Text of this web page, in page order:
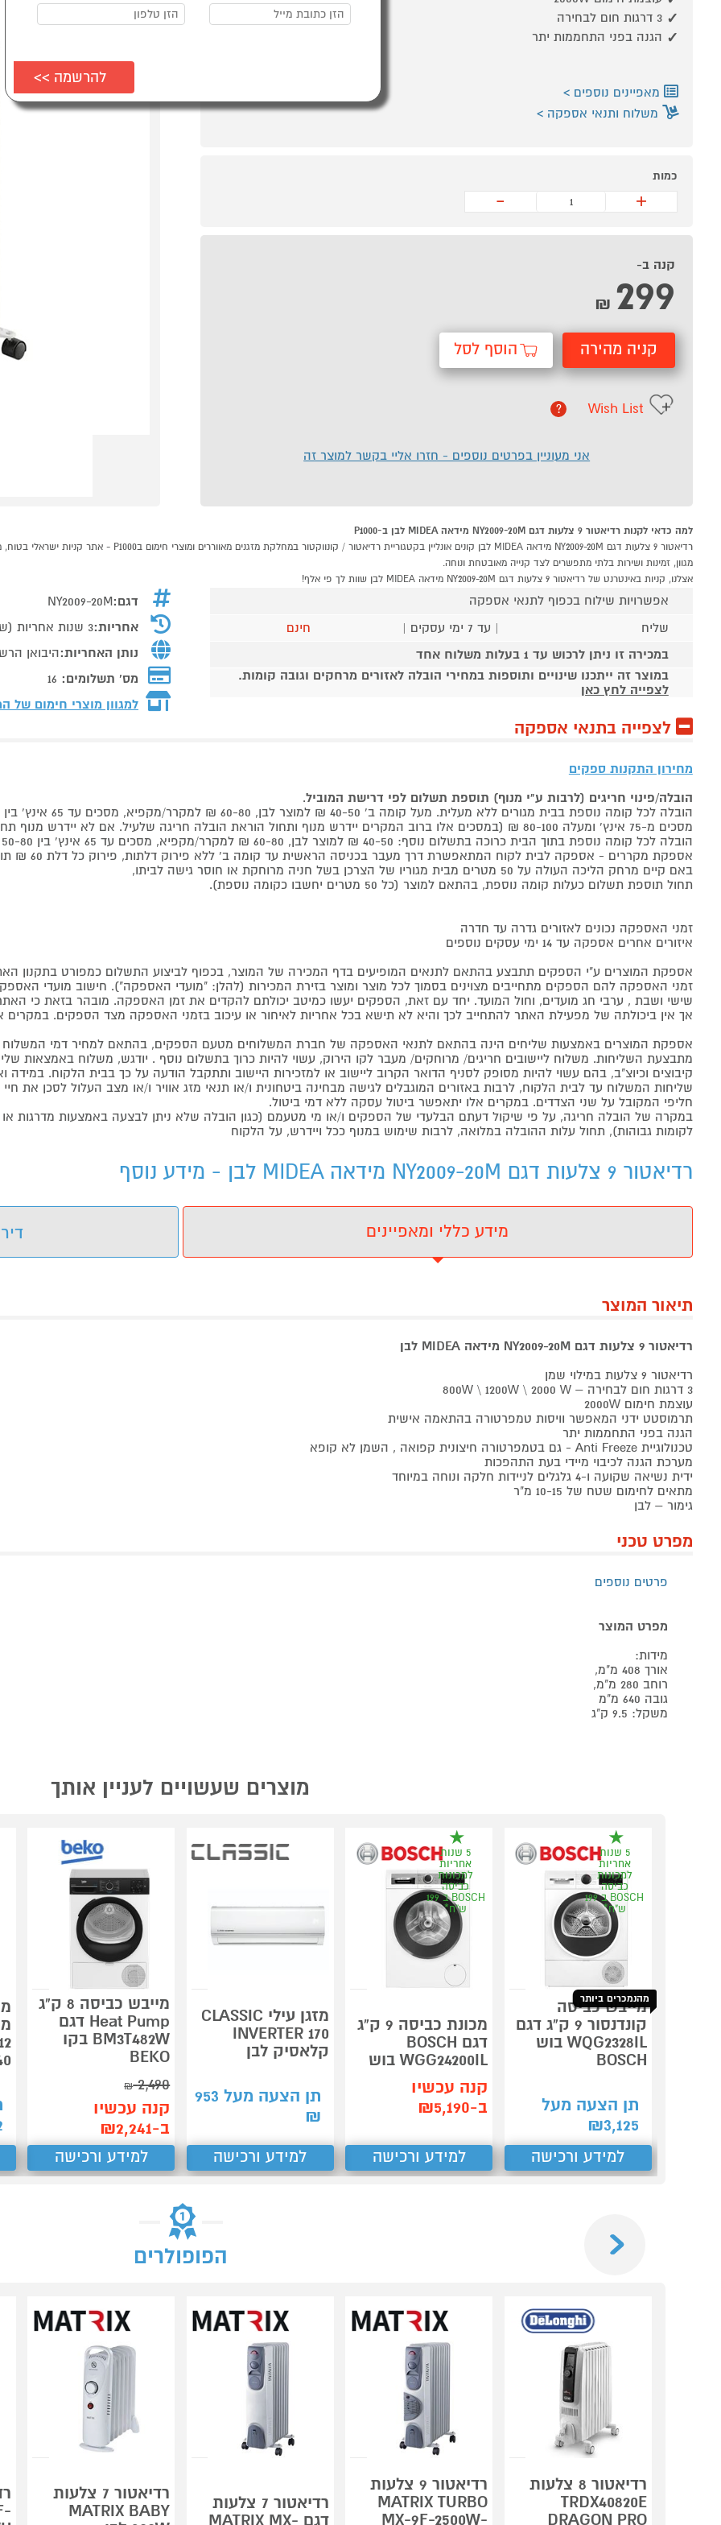
3 דרגות חום לבחירה
הגנה בפני התחממות יתר
מאפיינים נוספים
משלוח ותנאי אספקה
כמות
+
-
קנה ב-
299
₪
קניה מהירה הוסף לסל
Wish List
?
אני מעוניין בפרטים נוספים - חזרו אליי בקשר למוצר זה
למה כדאי לקנות רדיאטור 9 צלעות דגם NY2009-20M מידאה MIDEA לבן ב-P1000
מגוון, זמינות ושירות בלתי מתפשרים לצד קנייה מאובטחת ונוחה.
אצלנו, קניות באינטרנט של רדיאטור 9 צלעות דגם NY2009-20M מידאה MIDEA לבן שוות לך פי אלף!
אפשרויות שילוח בכפוף לתנאי אספקה
שליח
| עד 7 ימי עסקים |
חינם
במכירה זו ניתן לרכוש עד 1 בעלות משלוח אחד
במוצר זה ייתכנו שינויים ותוספות במחירי הובלה לאזורים מרחקים וגובה קומות.
לצפייה לחץ כאן
דגם:NY2009-20M
אחריות:3 שנות אחריות (שנה אחריות + שנתיים מוגבלות) בכפוף לתעודת האחריות
נותן האחריות:היבואן
מס' תשלומים: 16
למגוון מוצרי חימום של
לצפייה בתנאי אספקה
מחירון התקנות ספקים
הובלה/פינוי חריגים (לרבות ע"י מנוף) תוספת תשלום לפי דרישת המוביל.
הובלה לכל קומה נוספת בבית מגורים ללא מעלית. מעל קומה ב' 40-50 ₪ למוצר לבן, 60-80 ₪ למקרר/מקפיא, מסכים עד 65 אינץ' בין 50-80 ₪
מסכים מ-75 אינץ' ומעלה 80-100 ₪ (במסכים אלו ברוב המקרים יידרש מנוף ותחול הוראת הובלה חריגה שלעיל. אם לא יידרש מנוף תחול תוספת הקומות כבר מהקומה הראשונה)
הובלה לכל קומה נוספת בתוך הבית כרוכה בתשלום נוסף: 40-50 ₪ למוצר לבן, 60-80 ₪ למקרר/מקפיא, מסכים עד 65 אינץ' בין 50-80 ₪, מסכים מ-75 אינץ' ומעלה 80-100 ₪.
אספקת מקררים - אספקה לבית לקוח המתאפשרת דרך מעבר בכניסה הראשית עד קומה ב' ללא פירוק דלתות, פירוק כל דלת 60 ₪ תוספת למוביל בבית.
באם קיים מרחק הליכה העולה על 50 מטרים מבית מגוריו של הצרכן בשל חניה מרוחקת או חוסר גישה לביתו,
תחול תוספת תשלום כעלות קומה נוספת, בהתאם למוצר (כל 50 מטרים יחשבו כקומה נוספת).
זמני האספקה נכונים לאזורים גדרה עד חדרה
איזורים אחרים אספקה עד 14 ימי עסקים נוספים
אספקת המוצרים ע"י הספקים תתבצע בהתאם לתנאים המופיעים בדף המכירה של המוצר, בכפוף לביצוע התשלום כמפורט בתקנון
זמני האספקה להם הספקים מתחייבים מצוינים בסמוך לכל מוצר ומוצר בזירת המכירות (להלן: "מועדי האספקה"). חישוב מועדי
שישי ושבת , ערבי חג מועדים, וחול המועד. יחד עם זאת, הספקים יעשו כמיטב יכולתם להקדים את זמן האספקה. מובהר בזאת כי
אך אין ביכולתה של מפעילת האתר להתחייב לכך והיא לא תישא בכל אחריות לאיחור או עיכוב בזמני האספקה מצד הספקים. במקרים
אספקת המוצרים באמצעות שליחים הינה בהתאם לתנאי האספקה של חברת המשלוחים מטעם הספקים, בהתאם למחיר דמי המשלוח
מתבצעת השליחות. משלוח ליישובים חריגים/ מרוחקים/ מעבר לקו הירוק, עשוי להיות כרוך בתשלום נוסף . יודגש, משלוח באמצאות
קיבוצים וכיוצ"ב, בהם עשוי להיות מסופק לסניף הדואר הקרוב ליישוב או למזכירות היישוב ותתקבל הודעה על כך בבית הלקוח.
שליחות המשלוח עד לבית הלקוח, לרבות באזורים המוגבלים לגישה מבחינה ביטחונית ו/או תנאי מזג אוויר ו/או מצב העלול לסכן את
חליפי המקובל על שני הצדדים. במקרים אלו יתאפשר ביטול עסקה ללא דמי ביטול.
במקרה של הובלה חריגה, על פי שיקול דעתם הבלעדי של הספקים ו/או מי מטעמם (כגון הובלה שלא ניתן לבצעה באמצעות מדרגות
לקומות גבוהות), תחול עלות ההובלה במלואה, לרבות שימוש במנוף ככל ויידרש, על הלקוח
רדיאטור 9 צלעות דגם NY2009-20M מידאה MIDEA לבן - מידע נוסף
מידע כללי ומאפיינים
תיאור המוצר
רדיאטור 9 צלעות דגם NY2009-20M מידאה MIDEA לבן
רדיאטור 9 צלעות במילוי שמן
3 דרגות חום לבחירה – 800W \ 1200W \ 2000 W
עוצמת חימום 2000W
תרמוסטט ידני המאפשר וויסות טמפרטורה בהתאמה אישית
הגנה בפני התחממות יתר
טכנולוגיית Anti Freeze - גם בטמפרטורה חיצונית קפואה , השמן לא קופא
מערכת הגנה לכיבוי מיידי בעת התהפכות
ידית נשיאה שקועה ו-4 גלגלים לניידות חלקה ונוחה במיוחד
מתאים לחימום שטח של 10-15 מ"ר
גימור – לבן
מפרט טכני
פרטים נוספים
מפרט המוצר
מידות:
אורך 408 מ"מ,
רוחב 280 מ"מ,
גובה 640 מ"מ
משקל: 9.5 ק"ג
מוצרים שעשויים לעניין אותך
5 שנות
אחריות
למכונות
כביסה
BOSCH ב 199
ש"ח*
מהנמכרים ביותר
מייבש כביסה
קונדנסור 9 ק"ג דגם
WQG2328IL בוש
BOSCH
תן הצעה מעל
3,125
₪
למידע ורכישה
5 שנות
אחריות
למכונות
כביסה
BOSCH ב 199
ש"ח*
מכונת כביסה 9 ק"ג
דגם BOSCH
WGG24200IL בוש
קנה עכשיו
ב-₪5,190
למידע ורכישה
מזגן עילי CLASSIC
INVERTER 170
קלאסיק לבן
תן הצעה מעל 953
₪
למידע ורכישה
מייבש כביסה 8 ק"ג
Heat Pump דגם
BM3T482W בקו
BEKO
2,490
₪
קנה עכשיו
ב-₪2,241
למידע ורכישה
הפופולרים
רדיאטור 8 צלעות
TRDX40820E
DRAGON PRO
רדיאטור 9 צלעות
MATRIX TURBO
MX-9F-2500W-
רדיאטור 7 צלעות
דגם MATRIX MX-
רדיאטור 7 צלעות
MATRIX BABY